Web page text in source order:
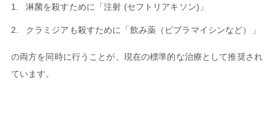
淋菌を殺すために「注射 (セフトリアキソン)」
クラミジアも殺すために「飲み薬（ビブラマイシンなど）」
の両方を同時に行うことが、現在の標準的な治療として推奨され
ています。